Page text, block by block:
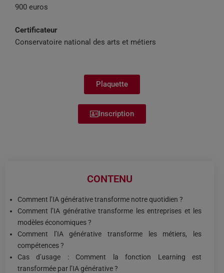
900 euros
Certificateur
Conservatoire national des arts et métiers
Plaquette
Inscription
CONTENU
Comment l’IA générative transforme notre quotidien ?
Comment l’IA générative transforme les entreprises et les
modèles économiques ?
Comment l’IA générative transforme les métiers, les
compétences ?
Cas d’usage : Comment la fonction Learning est
transformée par l’IA générative ?